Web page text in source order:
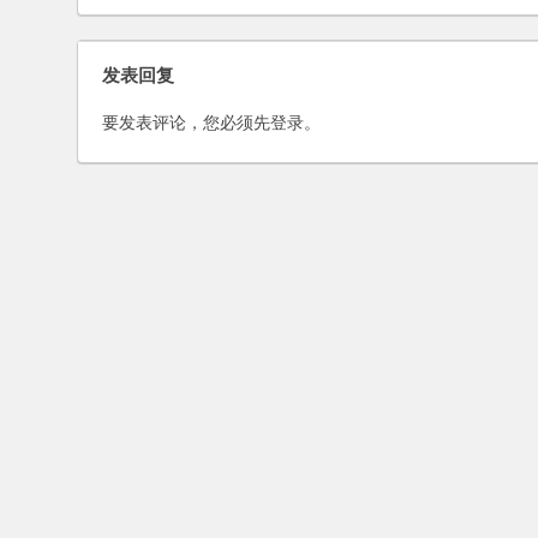
使？
发表回复
要发表评论，您必须先登录。